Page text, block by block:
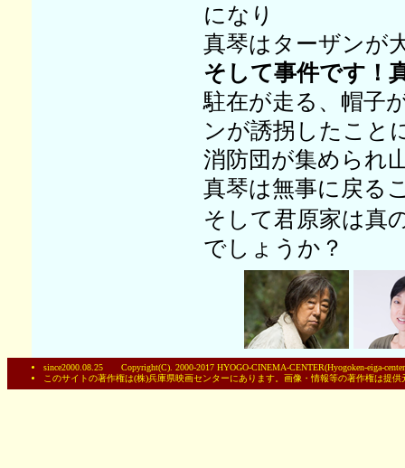
になり
真琴はターザンが
そして事件です！
駐在が走る、帽子
ンが誘拐したこと
消防団が集められ
真琴は無事に戻る
そして君原家は真
でしょうか？
since2000.08.25 Copyright(C). 2000-2017 HYOGO-CINEMA-CENTER(Hyogoken-eiga-
このサイトの著作権は(株)兵庫県映画センターにあります。画像・情報等の著作権は提